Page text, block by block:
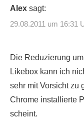
Alex sagt:
29.08.2011 um 16:31
Die Reduzierung
Likebox kann ich
sehr mit Vorsicht zu
Chrome installierte
scheint.